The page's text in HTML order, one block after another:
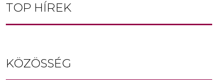
TOP HÍREK
KÖZÖSSÉG